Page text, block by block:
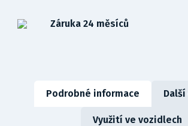
Záruka 24 měsíců
Podrobné informace
Využití ve vozidlech